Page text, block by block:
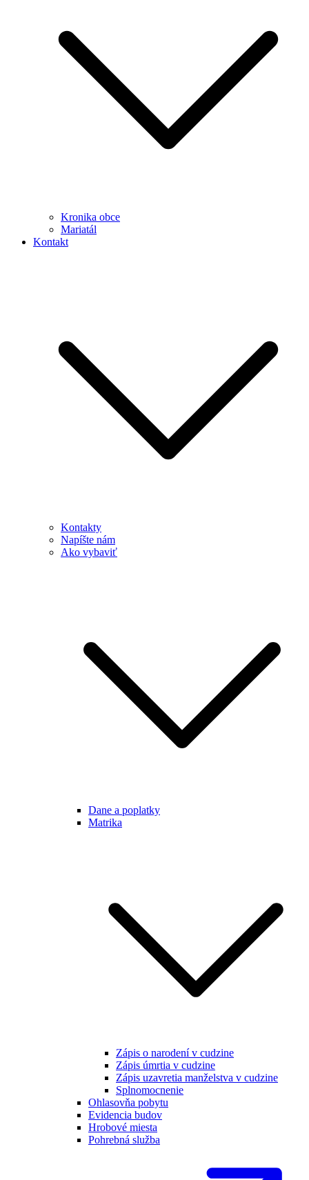
Kronika obce
Mariatál
Kontakt
Kontakty
Napíšte nám
Ako vybaviť
Dane a poplatky
Matrika
Zápis o narodení v cudzine
Zápis úmrtia v cudzine
Zápis uzavretia manželstva v cudzine
Splnomocnenie
Ohlasovňa pobytu
Evidencia budov
Hrobové miesta
Pohrebná služba